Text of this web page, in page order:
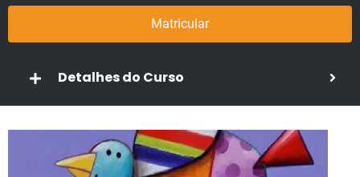
Matricular
Detalhes do Curso